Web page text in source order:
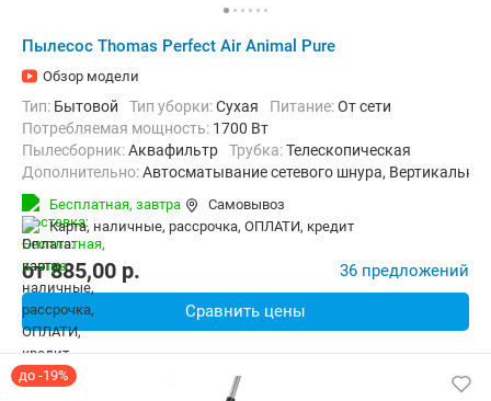
Пылесос Thomas Perfect Air Animal Pure
Обзор модели
Тип: Бытовой Тип уборки:Сухая питание:От сети
Потребляемая мощность: 1700 Вт
пылесборник:Аквафильтр трубка:Телескопическая
Дополнительно:Автосматывание сетевого шнура,
Радиус действия:
Бесплатная, завтра
Самовывоз
карта, наличные, рассрочка, ОПЛАТИ, кредит
от885,00 p. 36 предложений
Сравнить цены
до -19%